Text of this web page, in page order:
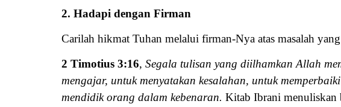
2. Hadapi dengan Firman
Carilah hikmat Tuhan melalui firman-Nya atas masalah
2 Timotius 3:16, Segala tulisan yang diilhamkan Allah
mengajar, untuk menyatakan kesalahan, untuk
mendidik orang dalam kebenaran. Kitab Ibrani menuliskan